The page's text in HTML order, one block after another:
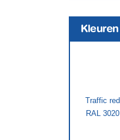
Kleuren
Traffic red
RAL 3020